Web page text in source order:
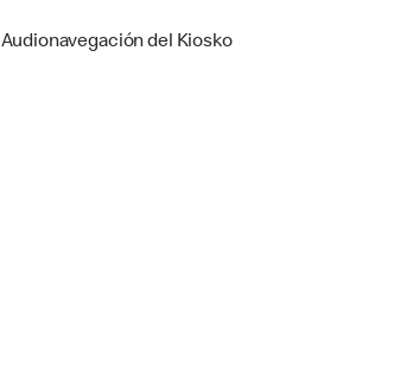
Audionavegación del Kiosko